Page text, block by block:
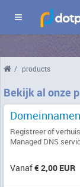
/ products
Bekijk al onze
Domeinnamen
Registreer of
Managed DNS
Vanaf€ 2,00 EUR